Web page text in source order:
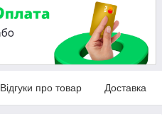
Відгуки про товар Доставка